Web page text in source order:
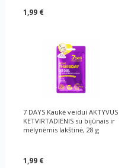
1,99 €
7 DAYS Kaukė veidui AKTYVUS
KETVIRTADIENIS su bijūnais ir
mėlynėmis lakštinė, 28 g
1,99 €